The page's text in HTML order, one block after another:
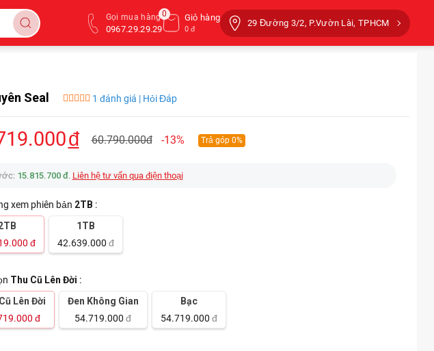
Gọi mua hàng
0967.29.29.29
Giỏ hàng
0 đ
0
29 Đường 3/2, P.Vườn Lài, TPHCM
Seal 1 đánh giá | Hỏi Đáp
đ 60.790.000đ -13% Trả góp 0%
15.815.700 đ. Liên hệ tư vấn qua điện thoại
xem phiên bản 2TB :
đ
1TB
42.639.000 đ
Thu Cũ Lên Đời :
Lên Đời
đ
Đen Không Gian
54.719.000 đ
Bạc
54.719.000 đ